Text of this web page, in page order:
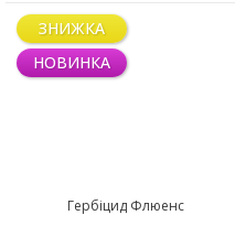
ЗНИЖКА
НОВИНКА
Гербіцид Флюенс